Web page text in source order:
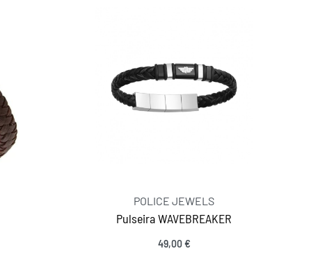
POLICE JEWELS
Pulseira WAVEBREAKER
49,00€